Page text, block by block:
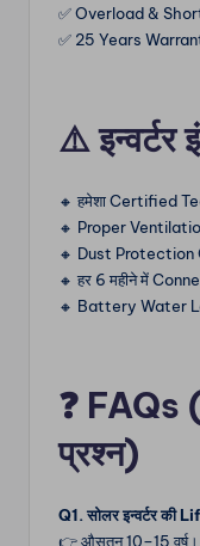
✅ Overload &
✅ 25 Years
⚠️
🔸 हमेशा Certified
🔸 Proper
🔸 Dust Protection
🔸 हर 6 महीने में
🔸 Battery Water
❓ FAQs
प्रश्न)
Q1. सोलर इन्वर्टर की
👉 औसतन 10–15